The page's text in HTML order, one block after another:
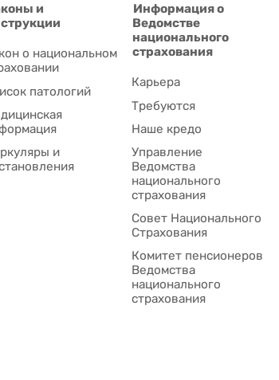
Информация о
Ведомстве
национального
страхования
Карьера
Требуются
Наше кредо
Управление
Ведомства
национального
страхования
Совет Национального
Cтрахования
Комитет пенсионеров
Ведомства
национального
страхования
и
о национальном
патологий
и